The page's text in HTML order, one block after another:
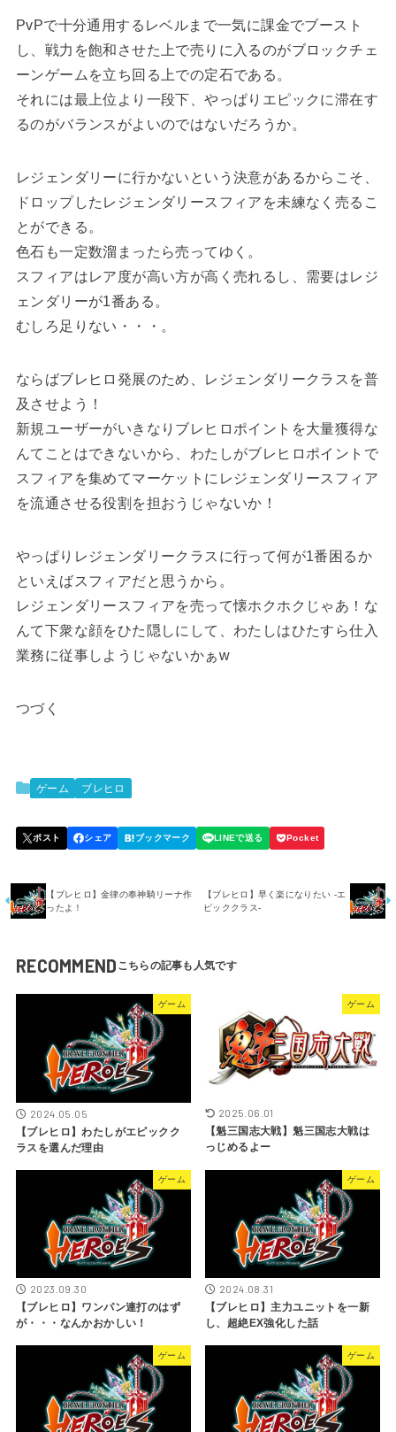
PvPで十分通用するレベルまで一気に課金でブースト
し、戦力を飽和させた上で売りに入るのがブロックチェ
ーンゲームを立ち回る上での定石である。
それには最上位より一段下、やっぱりエピックに滞在す
るのがバランスがよいのではないだろうか。
レジェンダリーに行かないという決意があるからこそ、
ドロップしたレジェンダリースフィアを未練なく売るこ
とができる。
色石も一定数溜まったら売ってゆく。
スフィアはレア度が高い方が高く売れるし、需要はレジ
ェンダリーが1番ある。
むしろ足りない・・・。
ならばブレヒロ発展のため、レジェンダリークラスを普
及させよう！
新規ユーザーがいきなりブレヒロポイントを大量獲得な
んてことはできないから、わたしがブレヒロポイントで
スフィアを集めてマーケットにレジェンダリースフィア
を流通させる役割を担おうじゃないか！
やっぱりレジェンダリークラスに行って何が1番困るか
といえばスフィアだと思うから。
レジェンダリースフィアを売って懐ホクホクじゃあ！な
んて下衆な顔をひた隠しにして、わたしはひたすら仕入
業務に従事しようじゃないかぁw
つづく
ゲーム ブレヒロ
【ブレヒロ】金律の奉神騎リーナ作
ったよ！
【ブレヒロ】早く楽になりたい -エ
ピッククラス-
RECOMMEND
ゲーム
2024.05.05
【ブレヒロ】わたしがエピックク
ラスを選んだ理由
ゲーム
2025.06.01
【魁三国志大戦】魁三国志大戦は
っじめるよー
ゲーム
2023.09.30
【ブレヒロ】ワンパン連打のはず
が・・・なんかおかしい！
ゲーム
2024.08.31
【ブレヒロ】主力ユニットを一新
し、超絶EX強化した話
ゲーム ゲーム